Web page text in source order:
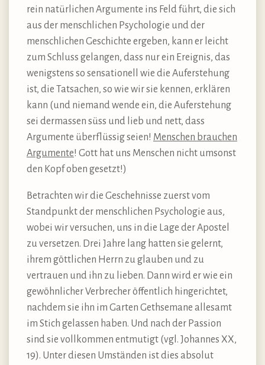
rein natürlichen Argumente ins Feld führt, die sich
aus der menschlichen Psychologie und der
menschlichen Geschichte ergeben, kann er leicht
zum Schluss gelangen, dass nur ein Ereignis, das
wenigstens so sensationell wie die Auferstehung
ist, die Tatsachen, so wie wir sie kennen, erklären
kann (und niemand wende ein, die Auferstehung
sei dermassen süss und lieb und nett, dass
Argumente überflüssig seien! Menschen brauchen
Argumente! Gott hat uns Menschen nicht umsonst
den Kopf oben gesetzt!)
Betrachten wir die Geschehnisse zuerst vom
Standpunkt der menschlichen Psychologie aus,
wobei wir versuchen, uns in die Lage der Apostel
zu versetzen. Drei Jahre lang hatten sie gelernt,
ihrem göttlichen Herrn zu glauben und zu
vertrauen und ihn zu lieben. Dann wird er wie ein
gewöhnlicher Verbrecher öffentlich hingerichtet,
nachdem sie ihn im Garten Gethsemane allesamt
im Stich gelassen haben. Und nach der Passion
sind sie vollkommen entmutigt (vgl. Johannes XX,
19). Unter diesen Umständen ist dies absolut